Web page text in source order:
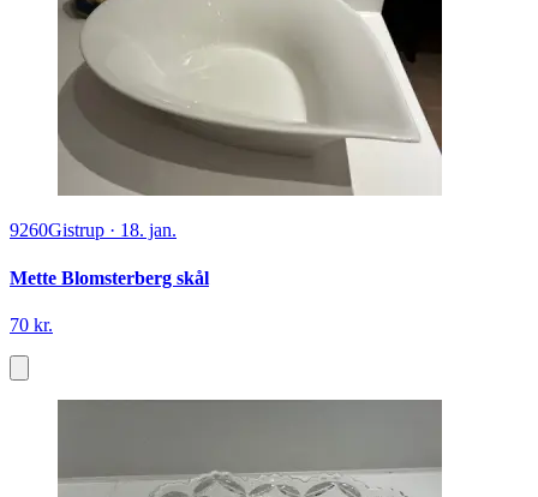
9260Gistrup · 18. jan.
Mette Blomsterberg skål
70 kr.